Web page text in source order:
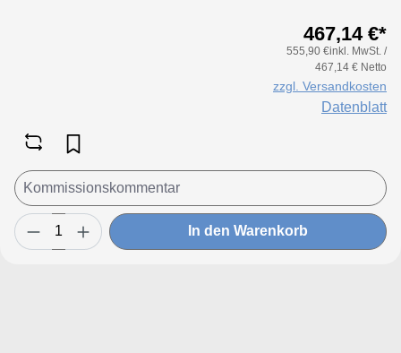
467,14 €*
555,90 €inkl. MwSt. /
467,14 € Netto
zzgl. Versandkosten
Datenblatt
In den Warenkorb